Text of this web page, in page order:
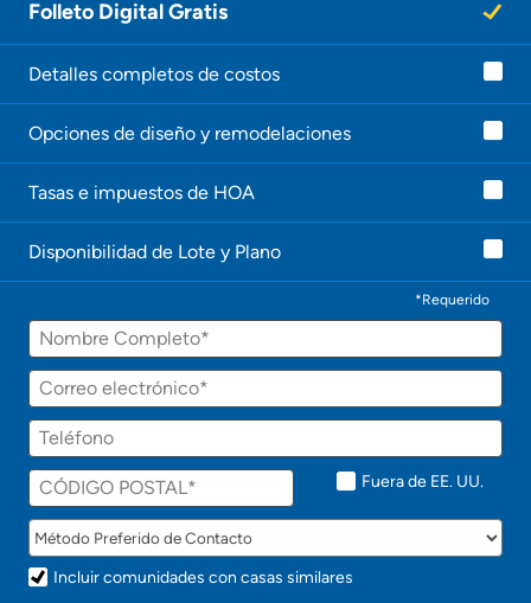
Folleto Digital Gratis
Detalles completos de costos
Opciones de diseño y remodelaciones
Tasas e impuestos de HOA
Disponibilidad de Lote y Plano
*Requerido
Fuera de EE. UU.
Incluir comunidades con casas similares